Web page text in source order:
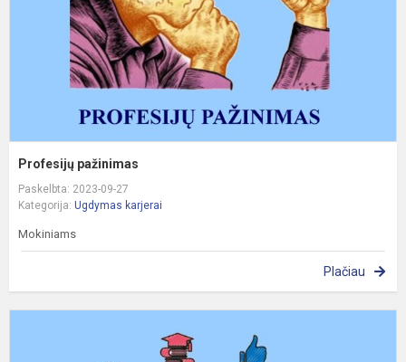
Profesijų pažinimas
Paskelbta: 2023-09-27
Kategorija: Ugdymas karjerai
Mokiniams
Plačiau